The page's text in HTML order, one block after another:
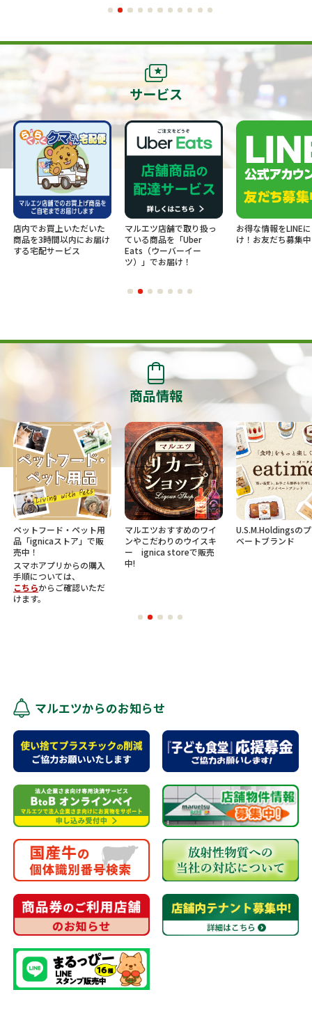
サービス
店内でお買上いただいた
商品を3時間以内にお届け
する宅配サービス
マルエツ店舗で取り扱っ
ている商品を「Uber
Eats（ウーバーイー
ツ）」でお届け！
お得な情報をLINE
け！お友だち募集
商品情報
ペットフード・ペット用
品「ignicaストア」で販
売中！
スマホアプリからの購入
手順については、
こちらからご確認いただ
けます。
マルエツおすすめのワイ
ンやこだわりのウイスキ
ー ignica storeで販売
中!
U.S.M.Holdingsの
ベートブランド
マルエツからのお知らせ